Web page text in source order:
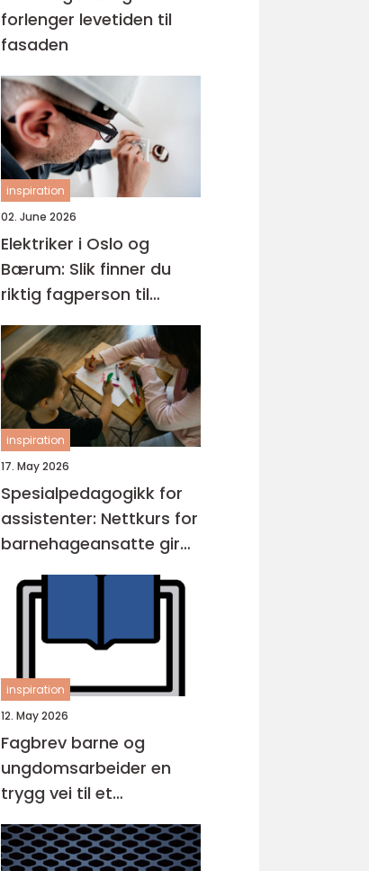
forlenger levetiden til
fasaden
inspiration
02. June 2026
Elektriker i Oslo og
Bærum: Slik finner du
riktig fagperson til
jobben
inspiration
17. May 2026
Spesialpedagogikk for
assistenter: Nettkurs for
barnehageansatte gir
fleksibel opplæring
inspiration
12. May 2026
Fagbrev barne og
ungdomsarbeider en
trygg vei til et
meningsfullt yrke